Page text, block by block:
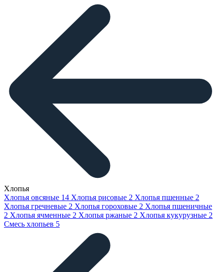
Хлопья
Хлопья овсяные 14 Хлопья рисовые 2 Хлопья пшенные 2
Хлопья гречневые 2 Хлопья гороховые 2 Хлопья пшеничные
2 Хлопья ячменные 2 Хлопья ржаные 2 Хлопья кукурузные 2
Смесь хлопьев 5